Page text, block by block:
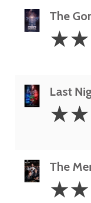
The
Stars
☆☆
Last
3.5
Stars
☆☆
The
2.5
Stars
☆☆